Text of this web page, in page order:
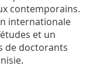
contemporains.
internationale
et un
de doctorants